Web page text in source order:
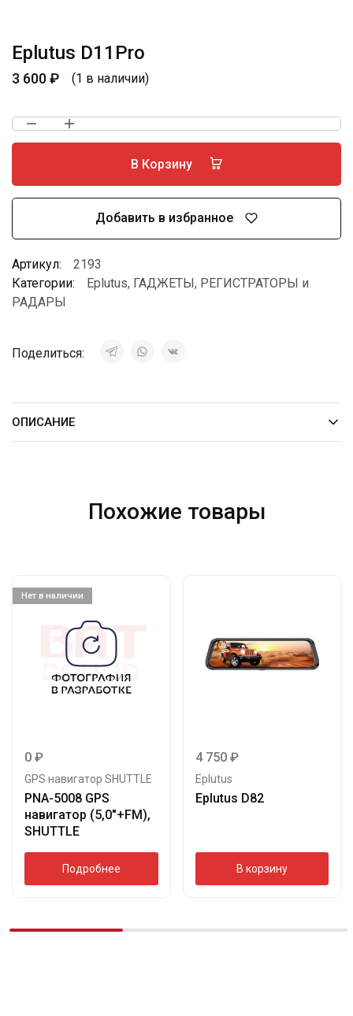
Eplutus D11Pro
3 600₽ (1 в наличии)
В Корзину
Добавить в избранное
Артикул:
2193
Категории:
Eplutus, ГАДЖЕТЫ, РЕГИСТРАТОРЫ и
РАДАРЫ
Поделиться:
ОПИСАНИЕ
Похожие товары
Нет в наличии
0 ₽
GPS навигатор SHUTTLE
PNA-5008 GPS
навигатор (5,0″+FM),
SHUTTLE
Подробнее
4 750 ₽
Eplutus
Eplutus D82
В корзину